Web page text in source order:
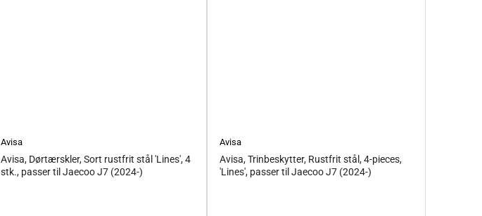
Avisa
Avisa, Dørtærskler, Sort rustfrit stål 'Lines', 4
stk., passer til Jaecoo J7 (2024-)
Avisa
Avisa, Trinbeskytter, Rustfrit stål, 4-pieces,
'Lines', passer til Jaecoo J7 (2024-)